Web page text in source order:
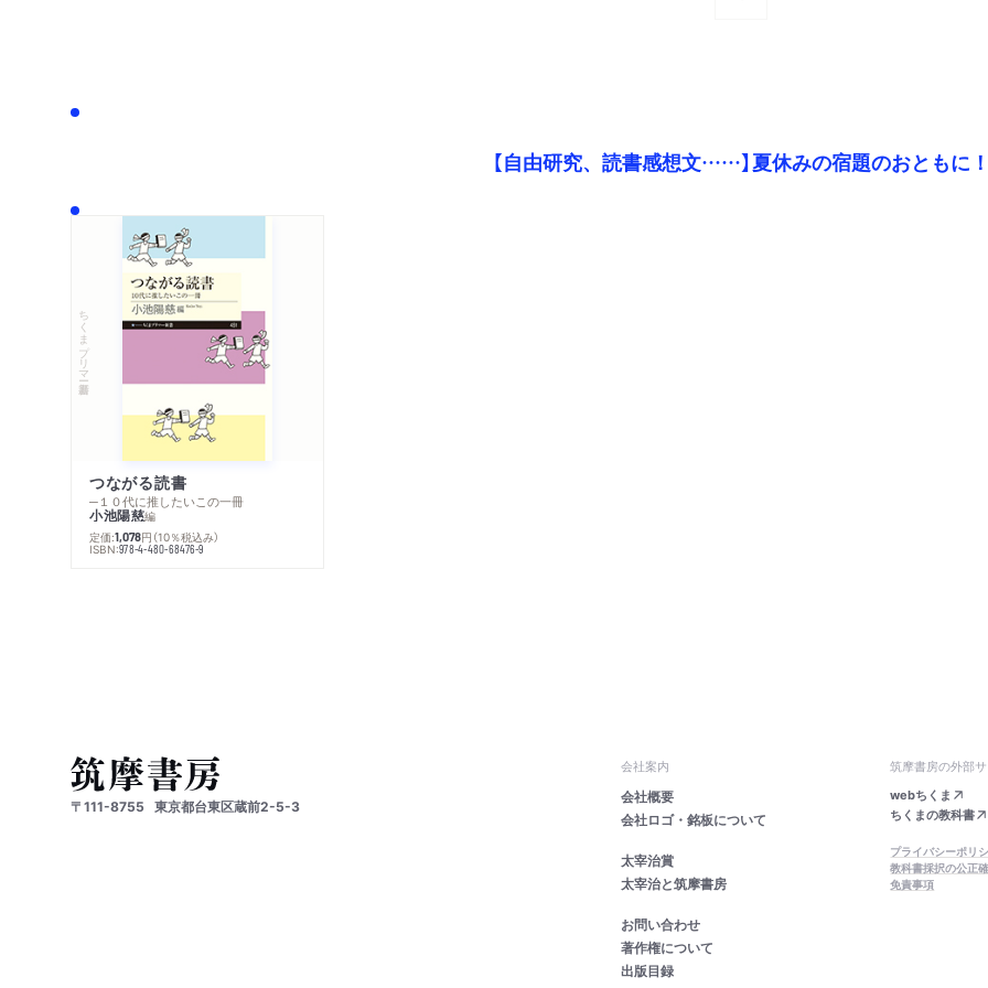
【自由研究、読書感想文……】夏休みの宿題のおともに！
ちくまプリマー新書
つながる読書
─１０代に推したいこの一冊
小池陽慈編
定価:1,078円 （10％税込み）
ISBN:978-4-480-68476-9
〒111-8755 東京都台東区蔵前2-5-3
会社案内
会社概要
会社ロゴ・銘板について
太宰治賞
太宰治と筑摩書房
お問い合わせ
著作権について
出版目録
筑摩書房の外部サ
webちくま
ちくまの教科書
プライバシーポリ
教科書採択の公正
免責事項